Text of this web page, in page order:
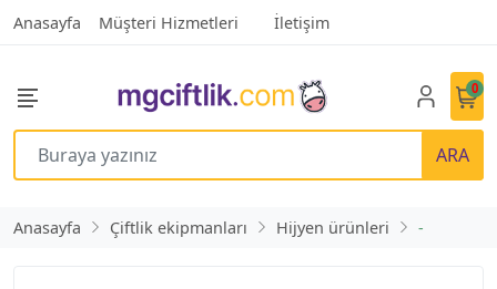
Anasayfa Müşteri Hizmetleri İletişim
ARA
0
Anasayfa Çiftlik ekipmanları Hijyen ürünleri -